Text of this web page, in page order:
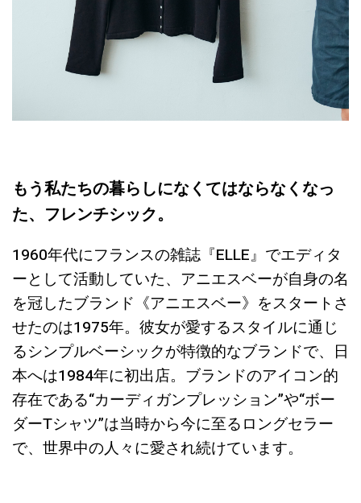
もう私たちの暮らしになくてはならなくなっ
た、フレンチシック。
1960年代にフランスの雑誌『ELLE』でエディタ
ーとして活動していた、アニエスベーが自身の名
を冠したブランド《アニエスベー》をスタートさ
せたのは1975年。彼女が愛するスタイルに通じ
るシンプルベーシックが特徴的なブランドで、日
本へは1984年に初出店。ブランドのアイコン的
存在である“カーディガンプレッション”や“ボー
ダーTシャツ”は当時から今に至るロングセラー
で、世界中の人々に愛され続けています。